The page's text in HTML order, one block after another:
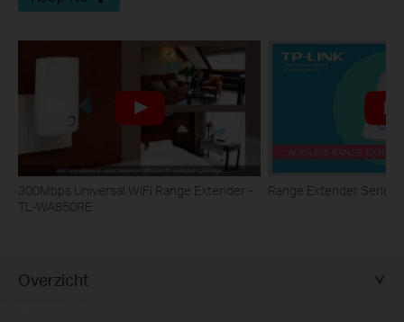
300Mbps Universal WiFi Range Extender -
TL-WA850RE
Range Extender Series
Overzicht